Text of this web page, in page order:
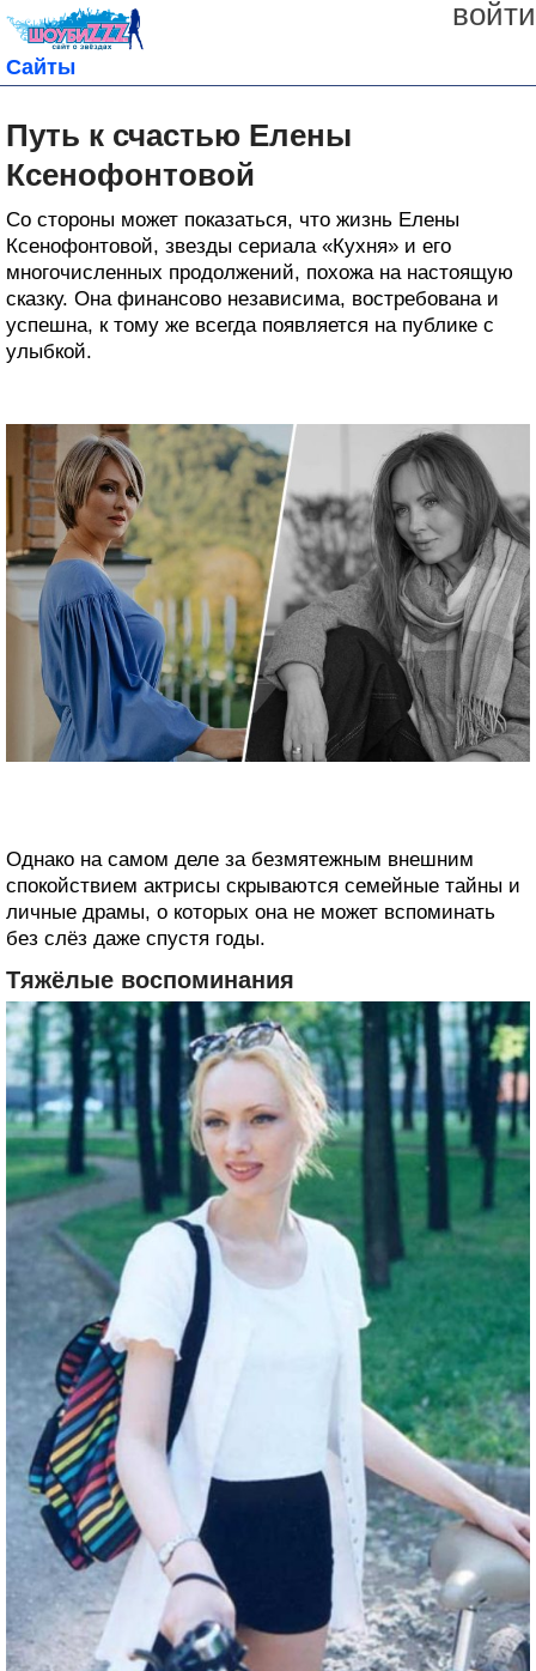
войти
Сайты
Путь к счастью Елены
Ксенофонтовой
Со стороны может показаться, что жизнь Елены
Ксенофонтовой, звезды сериала «Кухня» и его
многочисленных продолжений, похожа на настоящую
сказку. Она финансово независима, востребована и
успешна, к тому же всегда появляется на публике с
улыбкой.
Однако на самом деле за безмятежным внешним
спокойствием актрисы скрываются семейные тайны и
личные драмы, о которых она не может вспоминать
без слёз даже спустя годы.
Тяжёлые воспоминания